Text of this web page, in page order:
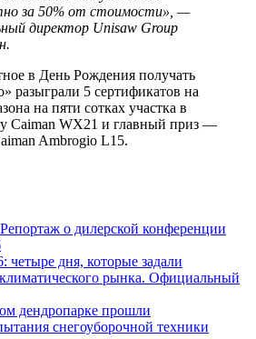
за 50% от стоимости», —
директор Unisaw Group
в День Рождения получать
разыграли 5 сертификатов на
на пяти сотках участка в
Caiman WX21 и главный приз —
Ambrogio L15.
о дилерской конференции
четыре дня, которые задали
рынка. Официальный
дендропарке прошли
снегоуборочной техники